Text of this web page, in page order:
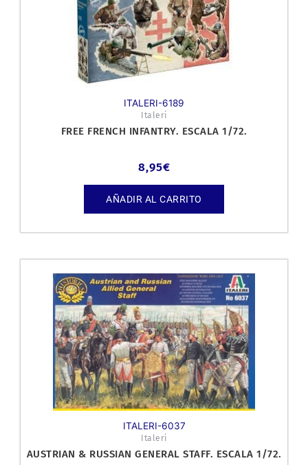
ITALERI-6189
Italeri
FREE FRENCH INFANTRY. ESCALA 1/72.
8,95€
AÑADIR AL CARRITO
ITALERI-6037
Italeri
AUSTRIAN & RUSSIAN GENERAL STAFF. ESCALA 1/72.